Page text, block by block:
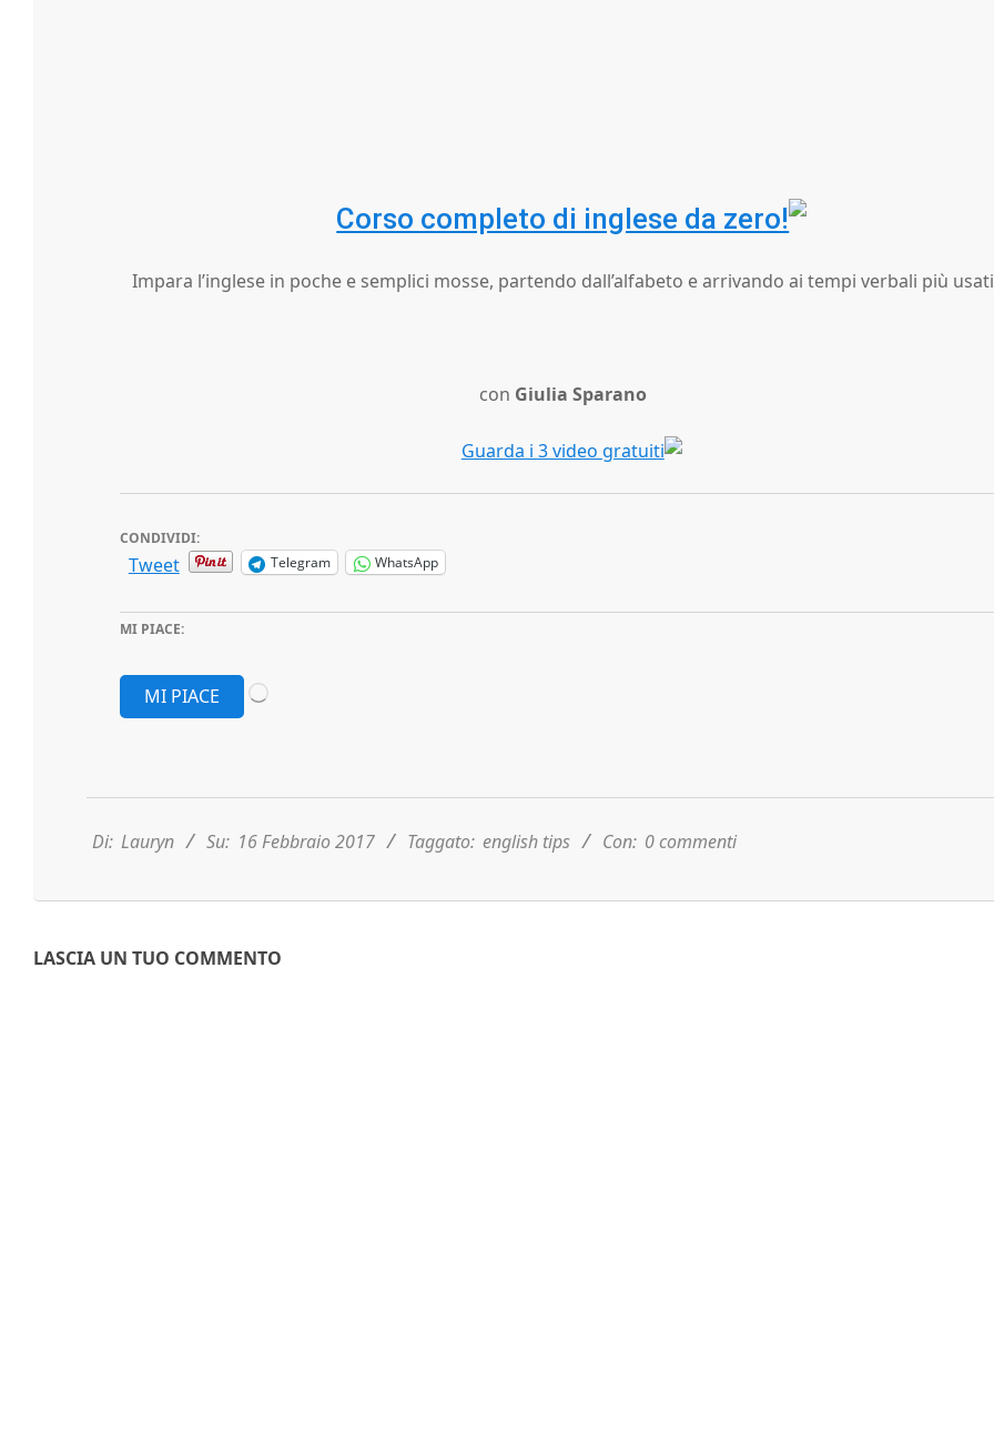
Corso completo di inglese da zero!
Impara l’inglese in poche e semplici mosse, partendo dall’alfabeto e arrivando ai tempi verbali più usati
con Giulia Sparano
Guarda i 3 video gratuiti
CONDIVIDI:
Tweet Telegram WhatsApp
MI PIACE:
MI PIACE
16
Di: Lauryn Su: 16 Febbraio 2017 Taggato: english tips Con: 0 commenti
LASCIA UN TUO COMMENTO